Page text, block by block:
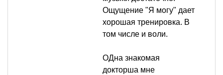
Ощущение "Я могу" дает
хорошая тренировка. В
том числе и воли.
ОДна знакомая
докторша мне